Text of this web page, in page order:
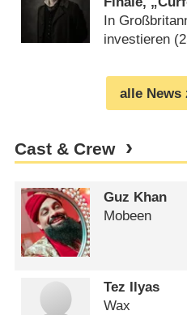
In
investieren (
alle News
Cast & Crew
Guz Khan
Mobeen
Tez Ilyas
Wax